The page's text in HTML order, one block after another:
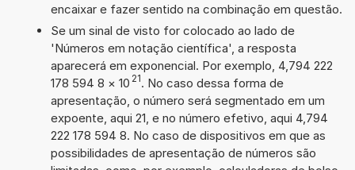
encaixar e fazer sentido na combinação em questão.
Se um sinal de visto for colocado ao lado de
'Números em notação científica', a resposta
aparecerá em exponencial. Por exemplo, 4,794 222
178 594 8 × 10 21. No caso dessa forma de
apresentação, o número será segmentado em um
expoente, aqui 21, e no número efetivo, aqui 4,794
222 178 594 8. No caso de dispositivos em que as
possibilidades de apresentação de números são